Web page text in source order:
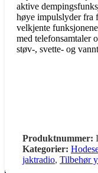
aktive
høye impulslyder fra
velkjente
med telefonsamtaler
støv-, svette- og
Produktnummer:
Kategorier:
jaktradio, Tilbehør